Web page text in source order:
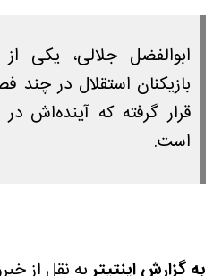
ابوالفضل جلالی، یکی از
بازیکنان استقلال در چند
قرار گرفته که آینده‌اش
است.